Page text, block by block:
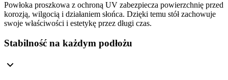
Powłoka proszkowa z ochroną UV zabezpiecza powierzchnię przed
korozją, wilgocią i działaniem słońca. Dzięki temu stół zachowuje
swoje właściwości i estetykę przez długi czas.
Stabilność na każdym podłożu